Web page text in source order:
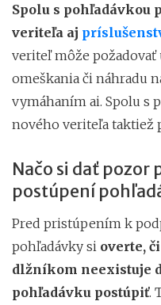
Spolu s pohľadávkou
veriteľa aj
veriteľ môže požadovať
omeškania či náhradu
vymáhaním ai. Spolu s
nového veriteľa taktiež
Načo si dať pozor
postúpení
Pred pristúpením k
pohľadávky si overte,
dlžníkom neexistuje
pohľadávku postúpiť.